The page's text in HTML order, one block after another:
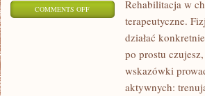
COMMENTS OFFON
FIZJOTERAPIA
Rehabilitacja w
terapeutyczne.
działać
po prostu
wskazówki
aktywnych: